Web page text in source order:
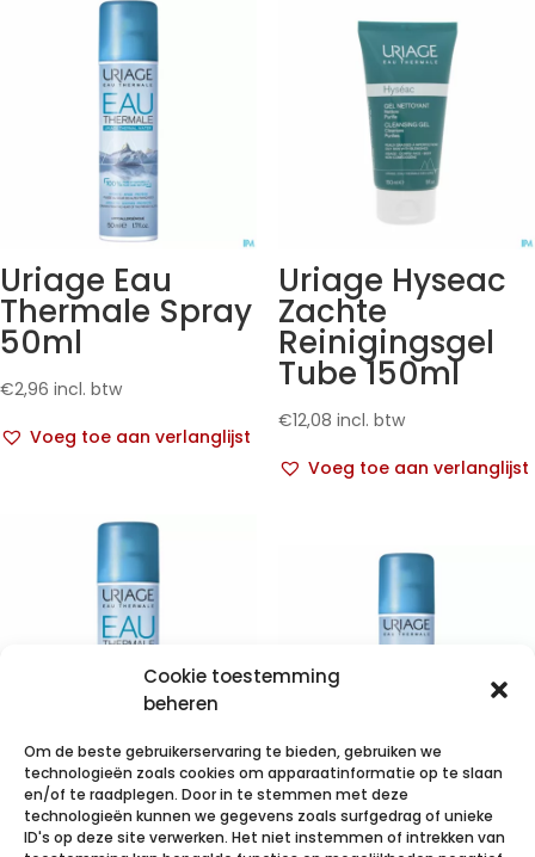
Cookie toestemming
beheren
Om de beste gebruikerservaring te bieden, gebruiken we
technologieën zoals cookies om apparaatinformatie op te slaan
en/of te raadplegen. Door in te stemmen met deze
technologieën kunnen we gegevens zoals surfgedrag of unieke
ID's op deze site verwerken. Het niet instemmen of intrekken van
Uriage Eau
Thermale Spray
50ml
€2,96 incl. btw
Voeg toe aan verlanglijst
Uriage Hyseac
Zachte
Reinigingsgel
Tube 150ml
€12,08 incl. btw
Voeg toe aan verlanglijst
Uriage Eau
Thermale Spray Uriage Eau